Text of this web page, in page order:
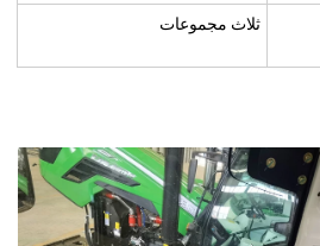
ثلاث مجموعات